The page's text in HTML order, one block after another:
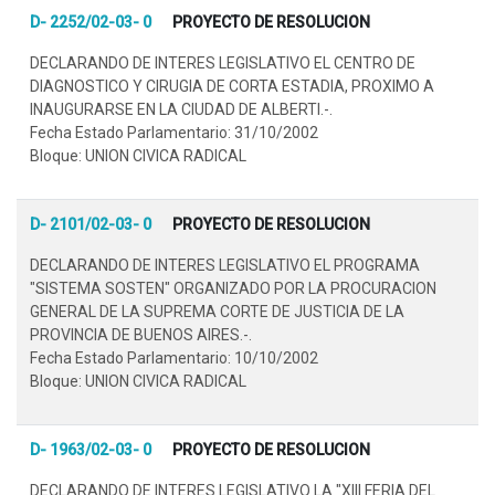
D- 2252/02-03- 0 PROYECTO DE RESOLUCION
DECLARANDO DE INTERES LEGISLATIVO EL CENTRO DE
DIAGNOSTICO Y CIRUGIA DE CORTA ESTADIA, PROXIMO A
INAUGURARSE EN LA CIUDAD DE ALBERTI.-.
Fecha Estado Parlamentario: 31/10/2002
Bloque: UNION CIVICA RADICAL
D- 2101/02-03- 0 PROYECTO DE RESOLUCION
DECLARANDO DE INTERES LEGISLATIVO EL PROGRAMA
"SISTEMA SOSTEN" ORGANIZADO POR LA PROCURACION
GENERAL DE LA SUPREMA CORTE DE JUSTICIA DE LA
PROVINCIA DE BUENOS AIRES.-.
Fecha Estado Parlamentario: 10/10/2002
Bloque: UNION CIVICA RADICAL
D- 1963/02-03- 0 PROYECTO DE RESOLUCION
DECLARANDO DE INTERES LEGISLATIVO LA "XIII FERIA DEL